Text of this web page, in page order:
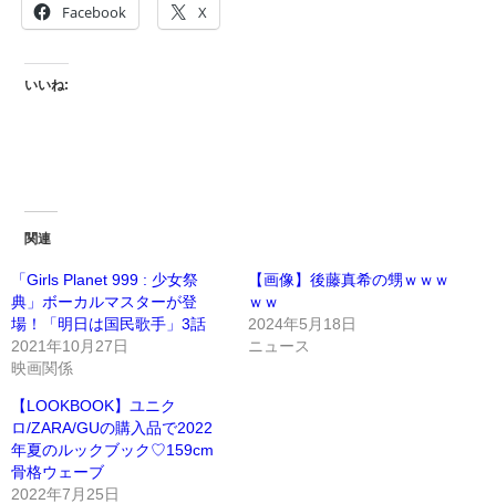
Facebook X
いいね:
関連
「Girls Planet 999 : 少女祭
典」ボーカルマスターが登
場！「明日は国民歌手」3話
2021年10月27日
映画関係
【画像】後藤真希の甥ｗｗｗ
ｗｗ
2024年5月18日
ニュース
【LOOKBOOK】ユニク
ロ/ZARA/GUの購入品で2022
年夏のルックブック♡159cm
骨格ウェーブ
2022年7月25日